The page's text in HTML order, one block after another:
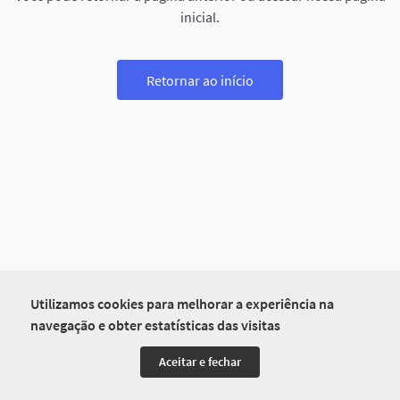
Utilizamos cookies para melhorar a experiência na
navegação e obter estatísticas das visitas
Aceitar e fechar
inicial.
Retornar ao início